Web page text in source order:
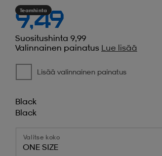
Teamhinta
9,49
Suositushinta 9,99
Valinnainen painatus Lue lisää
Lisää valinnainen painatus
Black
Black
Valitse koko
ONE SIZE